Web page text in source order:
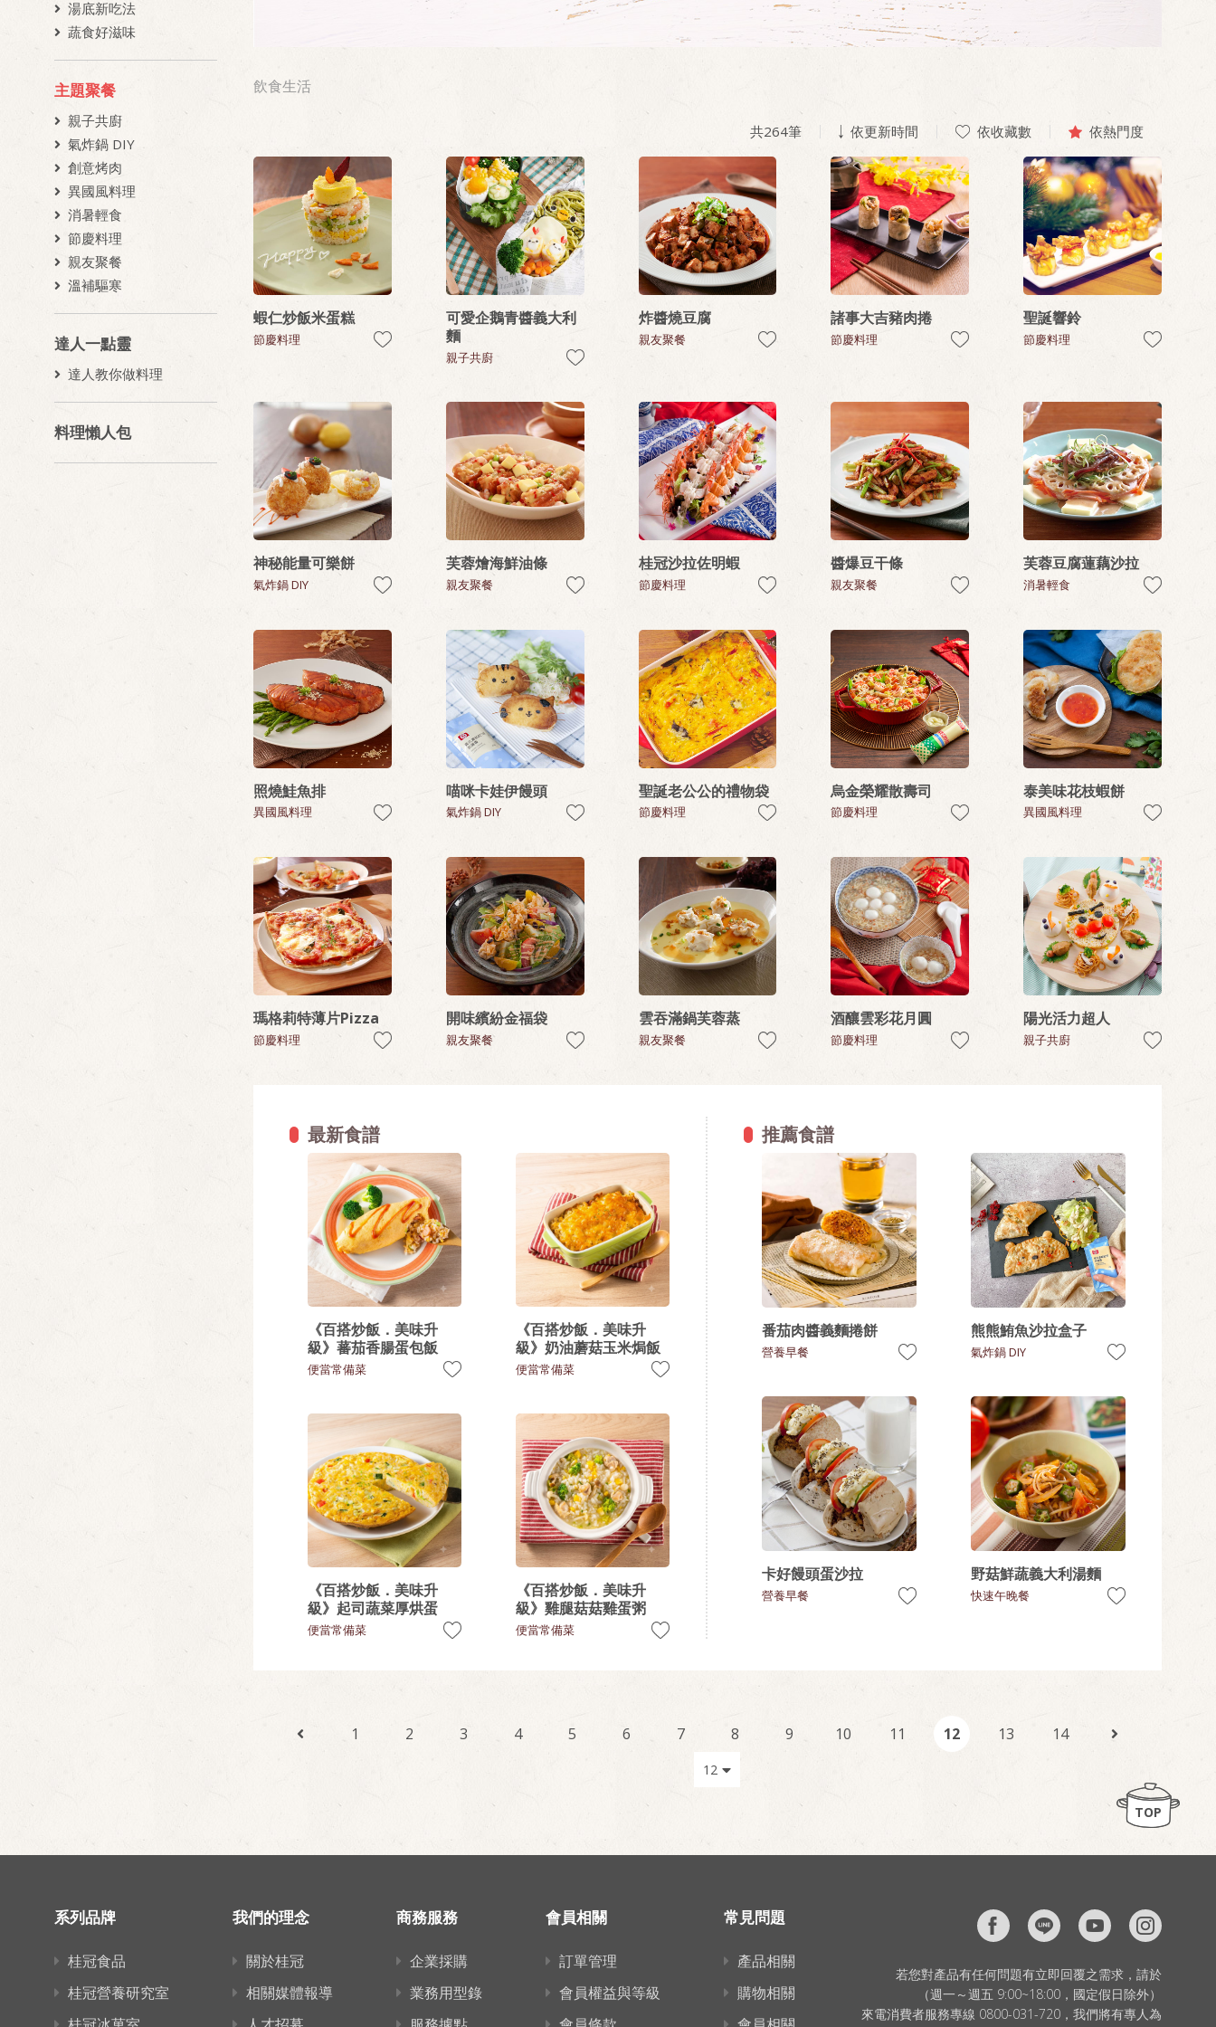
湯底新吃法
蔬食好滋味
主題聚餐
親子共廚
氣炸鍋 DIY
創意烤肉
異國風料理
消暑輕食
節慶料理
親友聚餐
溫補驅寒
達人一點靈
達人教你做料理
料理懶人包
飲食生活
共264筆 依更新時間 依收藏數 依熱門度
蝦仁炒飯米蛋糕
節慶料理
可愛企鵝青醬義大利
麵
親子共廚
炸醬燒豆腐
親友聚餐
諸事大吉豬肉捲
節慶料理
聖誕響鈴
節慶料理
神秘能量可樂餅
氣炸鍋 DIY
芙蓉燴海鮮油條
親友聚餐
桂冠沙拉佐明蝦
節慶料理
醬爆豆干條
親友聚餐
芙蓉豆腐蓮藕沙拉
消暑輕食
照燒鮭魚排
異國風料理
喵咪卡娃伊饅頭
氣炸鍋 DIY
聖誕老公公的禮物袋
節慶料理
烏金榮耀散壽司
節慶料理
泰美味花枝蝦餅
異國風料理
瑪格莉特薄片Pizza
節慶料理
開味繽紛金福袋
親友聚餐
雲吞滿鍋芙蓉蒸
親友聚餐
酒釀雲彩花月圓
節慶料理
陽光活力超人
親子共廚
最新食譜
《百搭炒飯．美味升
級》蕃茄香腸蛋包飯
便當常備菜
《百搭炒飯．美味升
級》奶油蘑菇玉米焗飯
便當常備菜
《百搭炒飯．美味升
級》起司蔬菜厚烘蛋
便當常備菜
《百搭炒飯．美味升
級》雞腿菇菇雞蛋粥
便當常備菜
推薦食譜
番茄肉醬義麵捲餅
營養早餐
熊熊鮪魚沙拉盒子
氣炸鍋 DIY
卡好饅頭蛋沙拉
營養早餐
野菇鮮蔬義大利湯麵
快速午晚餐
1 2 3 4 5 6 7 8 9 10 11 12 13 14
TOP
系列品牌
桂冠食品
桂冠營養研究室
我們的理念
關於桂冠
相關媒體報導
商務服務
企業採購
業務用型錄
會員相關
訂單管理
會員權益與等級
常見問題
產品相關
購物相關
若您對產品有任何問題有立即回覆之需求，請於
（週一～週五 9:00~18:00，國定假日除外）
來電消費者服務專線 0800-031-720，我們將有專人為